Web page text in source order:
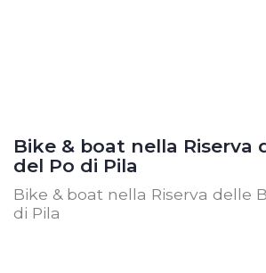
Bike & boat nella Riserva
del Po di Pila
Bike & boat nella Riserva delle
di Pila